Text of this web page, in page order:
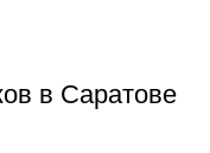
в Саратове